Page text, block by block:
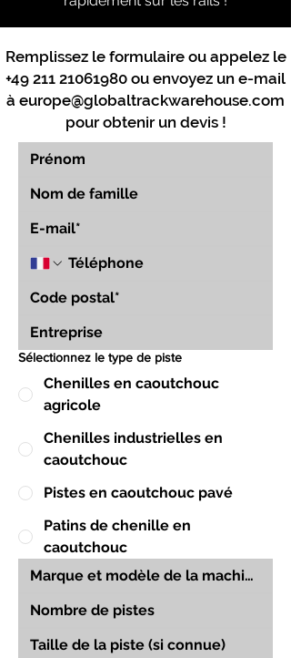
Remplissez le formulaire ou appelez le
+49 211 21061980 ou envoyez un e-mail
à europe@globaltrackwarehouse.com
pour obtenir un devis !
Sélectionnez le type de piste
Chenilles en caoutchouc
agricole
Chenilles industrielles en
caoutchouc
Pistes en caoutchouc pavé
Patins de chenille en
caoutchouc